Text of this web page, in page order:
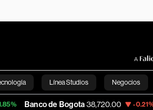
Línea Studios Negocios
English
de Bogota 38,720.00 -0.21% Apple